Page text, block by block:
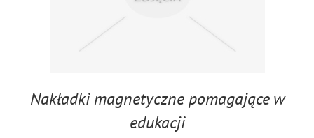
Nakładki magnetyczne pomagające w
edukacji